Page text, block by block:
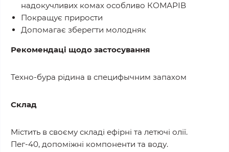
надокучливих комах особливо КОМАРІВ
Покращує прирости
Допомагає зберегти молодняк
Рекомендаці щодо застосування
Техно-бура рідина в специфычним запахом
Склад
Містить в своєму складі ефірні та летючі олії.
Пег-40, допоміжні компоненти та воду.